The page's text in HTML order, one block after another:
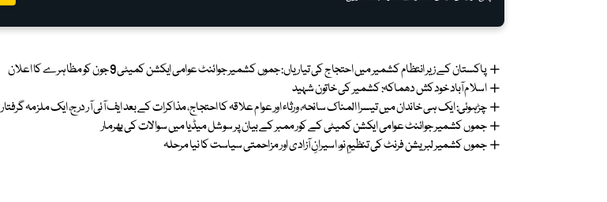
پاکستان کے زیر انتظام کشمیر میں احتجاج کی تیاریاں: جموں کشمیر جوائنٹ عوامی ایکشن کمیٹی 9 جون کو مظاہرے کا اعلان
اسلام آباد خودکش دھماکہ: کشمیر کی خاتون شہید
چڑہوئی: ایک ہی خاندان میں تیسرا المناک سانحہ، ورثاء اور عوام علاقہ کا احتجاج، مذاکرات کے بعد ایف آئی آر درج، ایک ملزمہ گرفتار
جموں کشمیر جوائنٹ عوامی ایکشن کمیٹی کے کور ممبر کے بیان پر سوشل میڈیا میں سوالات کی بھرمار
جموں کشمیر لبریشن فرنٹ کی تنظیمِ نو، اسیرانِ آزادی اور مزاحمتی سیاست کا نیا مرحلہ